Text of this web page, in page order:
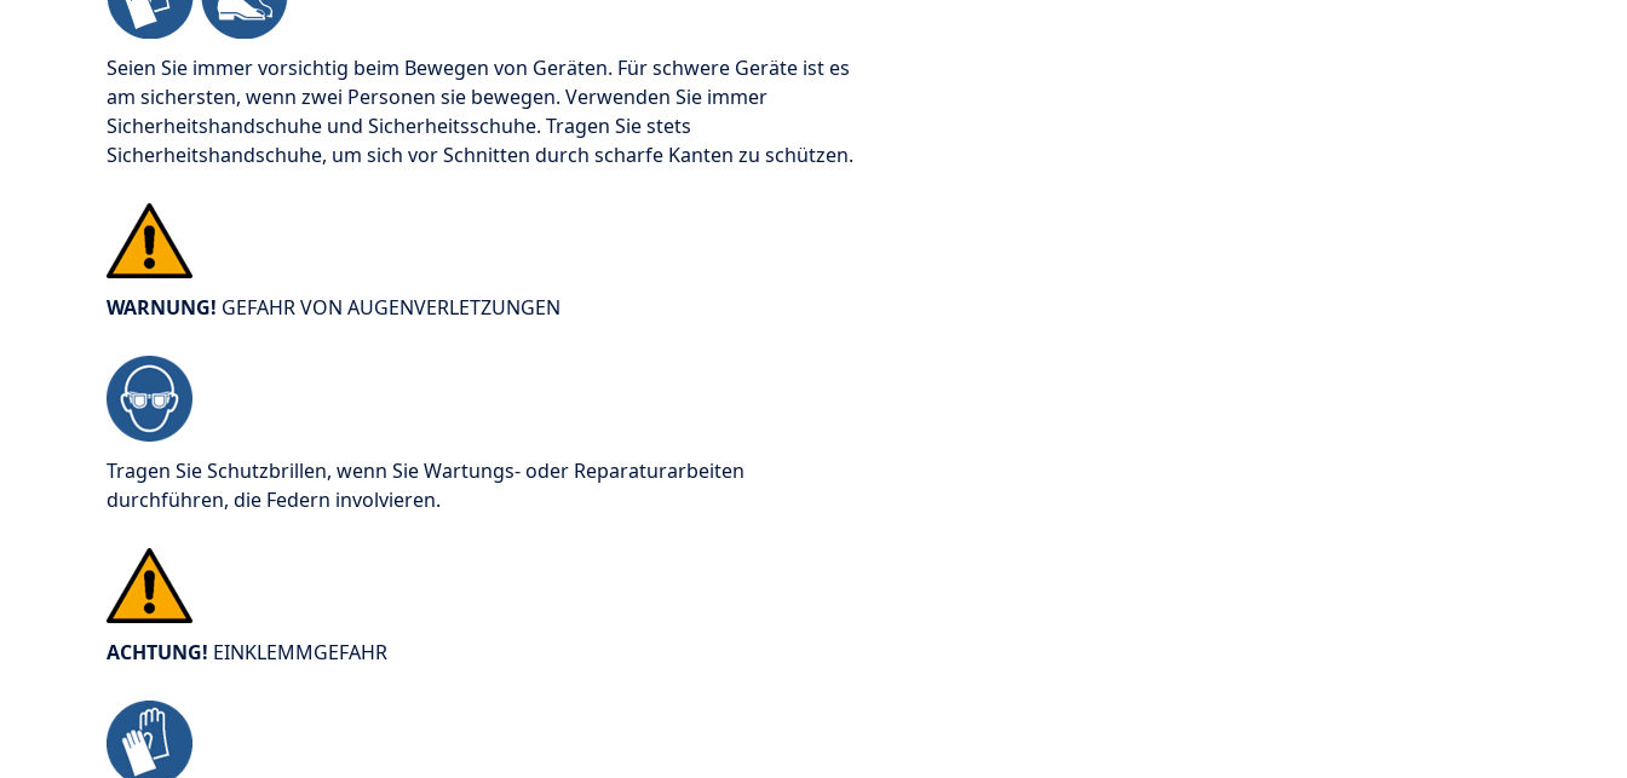
Seien Sie immer vorsichtig beim Bewegen von Geräten. Für schwere Geräte ist es
am sichersten, wenn zwei Personen sie bewegen. Verwenden Sie immer
Sicherheitshandschuhe und Sicherheitsschuhe. Tragen Sie stets
Sicherheitshandschuhe, um sich vor Schnitten durch scharfe Kanten zu schützen.
WARNUNG! GEFAHR VON AUGENVERLETZUNGEN
Tragen Sie Schutzbrillen, wenn Sie Wartungs- oder Reparaturarbeiten
durchführen, die Federn involvieren.
ACHTUNG! EINKLEMMGEFAHR